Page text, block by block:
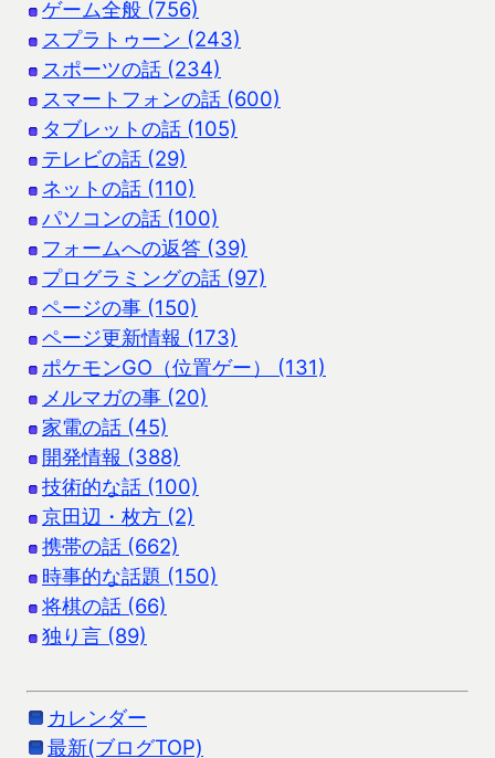
ゲーム全般 (756)
スプラトゥーン (243)
スポーツの話 (234)
スマートフォンの話 (600)
タブレットの話 (105)
テレビの話 (29)
ネットの話 (110)
パソコンの話 (100)
フォームへの返答 (39)
プログラミングの話 (97)
ページの事 (150)
ページ更新情報 (173)
ポケモンGO（位置ゲー） (131)
メルマガの事 (20)
家電の話 (45)
開発情報 (388)
技術的な話 (100)
京田辺・枚方 (2)
携帯の話 (662)
時事的な話題 (150)
将棋の話 (66)
独り言 (89)
カレンダー
最新(ブログTOP)